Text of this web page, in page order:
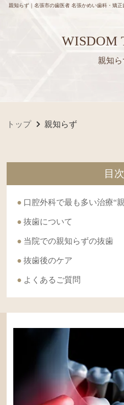
親知らず｜名張市の歯医者 名張かめい歯科・矯正
WISDOM
親知
トップ 親知らず
目次
口腔外科で最も多い治療“
抜歯について
当院での親知らずの抜歯
抜歯後のケア
よくあるご質問